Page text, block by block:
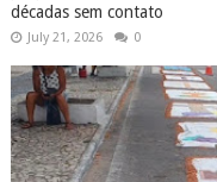
décadas sem contato
July 21, 2026 0